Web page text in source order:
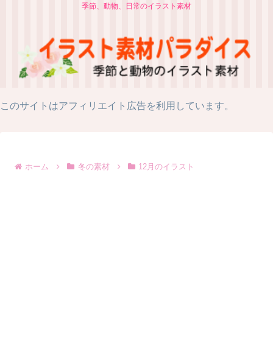
季節、動物、日常のイラスト素材
このサイトはアフィリエイト広告を利用しています。
ホーム 冬の素材 12月のイラスト